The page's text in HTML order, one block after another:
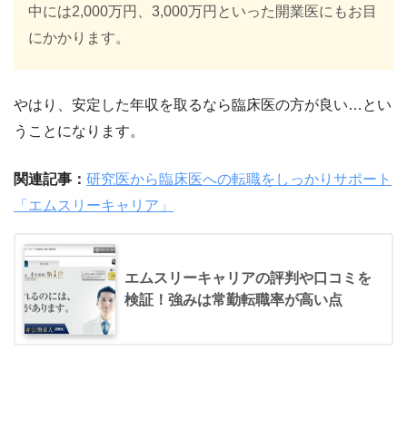
中には2,000万円、3,000万円といった開業医にもお目
にかかります。
やはり、安定した年収を取るなら臨床医の方が良い…とい
うことになります。
関連記事： 研究医から臨床医への転職をしっかりサポート
「エムスリーキャリア」
エムスリーキャリアの評判や口コミを
検証！強みは常勤転職率が高い点